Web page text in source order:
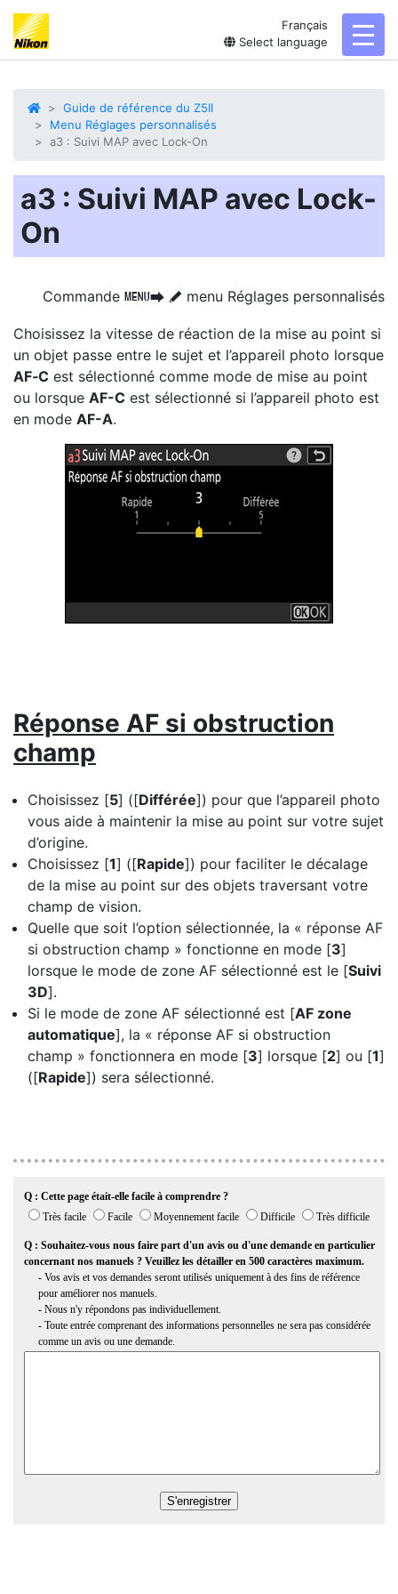
Français
Select language
Guide de référence du Z5II
Menu Réglages personnalisés
a3 : Suivi MAP avec Lock-On
a3 : Suivi MAP avec Lock-
On
Commande GU A menu Réglages personnalisés
Choisissez la vitesse de réaction de la mise au point si
un objet passe entre le sujet et l’appareil photo lorsque
AF‑C est sélectionné comme mode de mise au point
ou lorsque AF-C est sélectionné si l’appareil photo est
en mode AF-A.
Réponse AF si obstruction
champ
Choisissez [5] ([Différée]) pour que l’appareil photo
vous aide à maintenir la mise au point sur votre sujet
d’origine.
Choisissez [1] ([Rapide]) pour faciliter le décalage
de la mise au point sur des objets traversant votre
champ de vision.
Quelle que soit l’option sélectionnée, la « réponse AF
si obstruction champ » fonctionne en mode [3]
lorsque le mode de zone AF sélectionné est le [Suivi
3D].
Si le mode de zone AF sélectionné est [AF zone
automatique], la « réponse AF si obstruction
champ » fonctionnera en mode [3] lorsque [2] ou [1]
([Rapide]) sera sélectionné.